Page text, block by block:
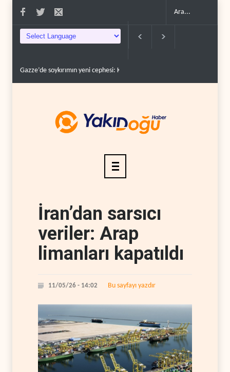
Gazze’de soykırımın yeni cephesi: Kamyonlar ve sürüc�..
İran’dan sarsıcı
veriler: Arap
limanları kapatıldı
11/05/26 - 14:02 Bu sayfayı yazdır